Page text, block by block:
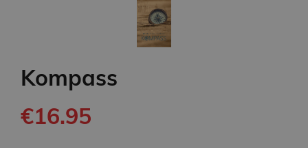
Kompass
€16.95